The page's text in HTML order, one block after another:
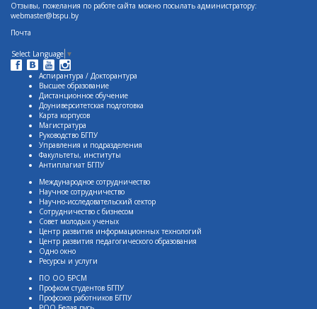
Отзывы, пожелания по работе сайта можно посылать администратору:
webmaster@bspu.by
Почта
Select Language ▼
Аспирантура / Докторантура
Высшее образование
Дистанционное обучение
Доуниверситетская подготовка
Карта корпусов
Магистратура
Руководство БГПУ
Управления и подразделения
Факультеты, институты
Антиплагиат БГПУ
Международное сотрудничество
Научное сотрудничество
Научно-исследовательский сектор
Сотрудничество с бизнесом
Совет молодых ученых
Центр развития информационных технологий
Центр развития педагогического образования
Одно окно
Ресурсы и услуги
ПО ОО БРСМ
Профком студентов БГПУ
Профсоюз работников БГПУ